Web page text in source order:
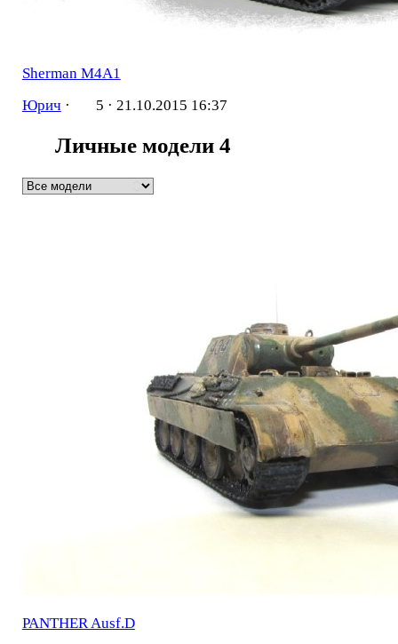
Sherman M4A1
Юрич · 5 · 21.10.2015 16:37
Личные модели4
PANTHER Ausf.D